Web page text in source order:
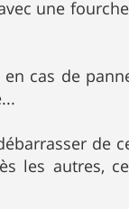
une
cas de
de
les autres,